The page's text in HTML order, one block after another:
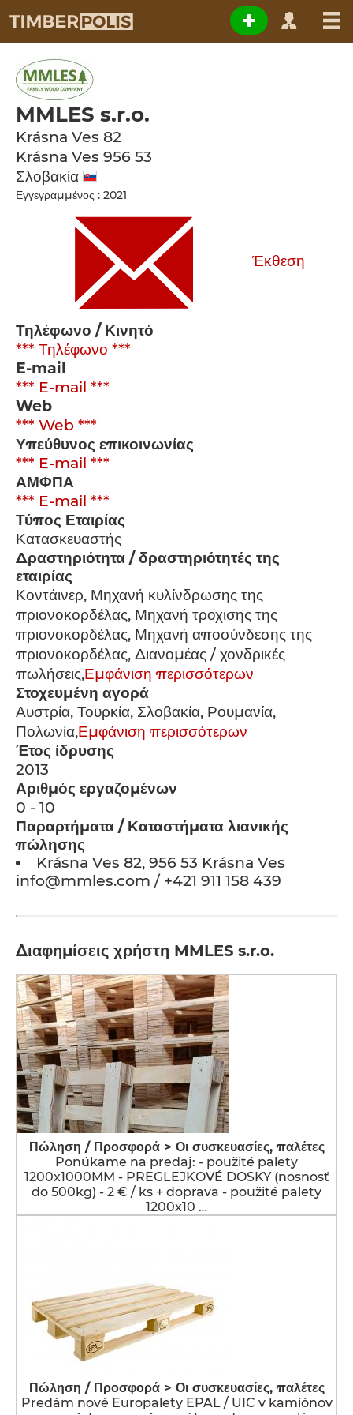
MMLES s.r.o.
Krásna Ves 82
Krásna Ves 956 53
Σλοβακία
Εγγεγραμμένος : 2021
Έκθεση
Τηλέφωνο / Κινητό
*** Τηλέφωνο ***
E-mail
*** E-mail ***
Web
*** Web ***
Υπεύθυνος επικοινωνίας
*** E-mail ***
ΑΜΦΠΑ
*** E-mail ***
Τύπος Εταιρίας
Κατασκευαστής
Δραστηριότητα / δραστηριότητές της
εταιρίας
Κοντάινερ, Μηχανή κυλίνδρωσης της
πριονοκορδέλας, Μηχανή τροχισης της
πριονοκορδέλας, Μηχανή αποσύνδεσης της
πριονοκορδέλας, Διανομέας / χονδρικές
πωλήσεις,Εμφάνιση περισσότερων
Στοχευμένη αγορά
Αυστρία, Τουρκία, Σλοβακία, Ρουμανία,
Πολωνία,Εμφάνιση περισσότερων
Έτος ίδρυσης
2013
Αριθμός εργαζομένων
0 - 10
Παραρτήματα / Καταστήματα λιανικής
πώλησης
Krásna Ves 82, 956 53 Krásna Ves
info@mmles.com / +421 911 158 439
Διαφημίσεις χρήστη MMLES s.r.o.
Πώληση / Προσφορά > Οι συσκευασίες, παλέτες
Ponúkame na predaj: - použité palety
1200x1000MM - PREGLEJKOVÉ DOSKY (nosnosť
do 500kg) - 2 € / ks + doprava - použité palety
1200x10 …
Πώληση / Προσφορά > Οι συσκευασίες, παλέτες
Predám nové Europalety EPAL / UIC v kamiónov